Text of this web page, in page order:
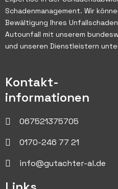
Schadenmanagement. Wir
Bewältigung Ihres
Autounfall mit unserem
und unseren Dienstleistern
Kontakt-
informationen
067521375705
0170-246 77 21
info@gutachter-al.de